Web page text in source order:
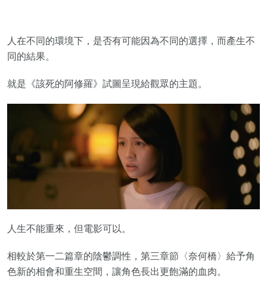
人在不同的環境下，是否有可能因為不同的選擇，而產生不
同的結果。
就是《該死的阿修羅》試圖呈現給觀眾的主題。
人生不能重來，但電影可以。
相較於第一二篇章的陰鬱調性，第三章節〈奈何橋〉給予角
色新的相會和重生空間，讓角色長出更飽滿的血肉。